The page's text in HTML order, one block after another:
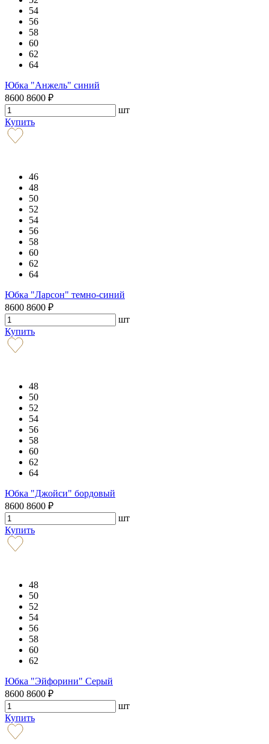
54
56
58
60
62
64
Юбка "Анжель" синий
8600 8600 ₽
шт
Купить
46
48
50
52
54
56
58
60
62
64
Юбка "Ларсон" темно-синий
8600 8600 ₽
шт
Купить
48
50
52
54
56
58
60
62
64
Юбка "Джойси" бордовый
8600 8600 ₽
шт
Купить
48
50
52
54
56
58
60
62
Юбка "Эйфорини" Серый
8600 8600 ₽
шт
Купить